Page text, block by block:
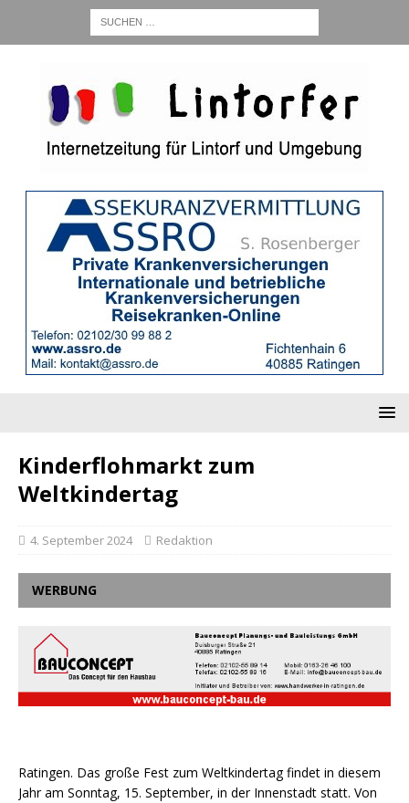
Kinderflohmarkt zum
Weltkindertag
4. September 2024 Redaktion
WERBUNG
Ratingen. Das große Fest zum Weltkindertag findet in diesem
Jahr am Sonntag, 15. September, in der Innenstadt statt. Von